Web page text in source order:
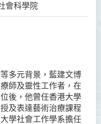
會科學院
多元背景，藍建文博
師及靈性工作者，在
後，他曾任香港大學
及表達藝術治療課程
學社會工作學系擔任
Wan
Suk Ling
HUNG Yiu Ying
IP Po Na